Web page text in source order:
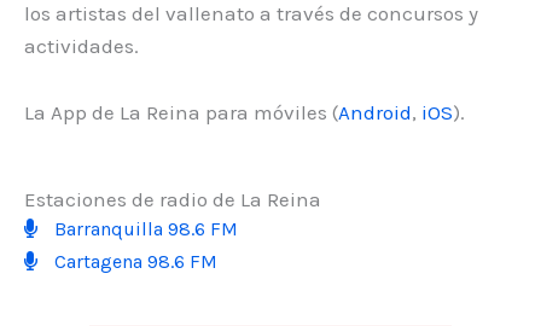
los artistas del vallenato a través de concursos y
actividades.
La App de La Reina para móviles (Android, iOS).
Estaciones de radio de La Reina
Barranquilla 98.6 FM
Cartagena 98.6 FM